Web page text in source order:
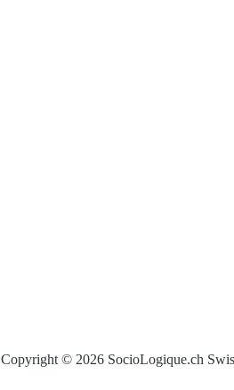
Copyright © 2026 SocioLogique.ch